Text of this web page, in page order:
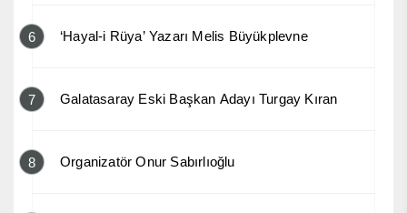
6 ‘Hayal-i Rüya’ Yazarı Melis Büyükplevne
7 Galatasaray Eski Başkan Adayı Turgay Kıran
8 Organizatör Onur Sabırlıoğlu